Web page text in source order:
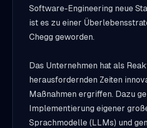
Software-Engineering neue
ist es zu einer
Chegg geworden.
Das Unternehmen hat als
herausfordernden Zeiten
Maßnahmen ergriffen. Dazu
Implementierung eigener
Sprachmodelle (LLMs) und